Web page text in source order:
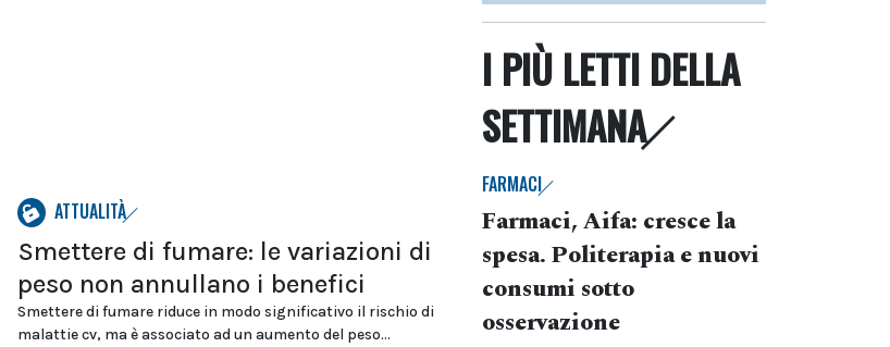
ATTUALITÀ
Smettere di fumare: le variazioni di
peso non annullano i benefici
Smettere di fumare riduce in modo significativo il rischio di
malattie cv, ma è associato ad un aumento del peso...
I PIÙ LETTI DELLA
SETTIMANA
FARMACI
Farmaci, Aifa: cresce la
spesa. Politerapia e nuovi
consumi sotto
osservazione